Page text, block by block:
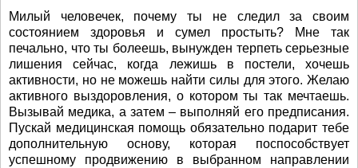
Милый человечек, почему ты не следил за своим
состоянием здоровья и сумел простыть? Мне так
печально, что ты болеешь, вынужден терпеть серьезные
лишения сейчас, когда лежишь в постели, хочешь
активности, но не можешь найти силы для этого. Желаю
активного выздоровления, о котором ты так мечтаешь.
Вызывай медика, а затем – выполняй его предписания.
Пускай медицинская помощь обязательно подарит тебе
дополнительную основу, которая поспособствует
успешному продвижению в выбранном направлении